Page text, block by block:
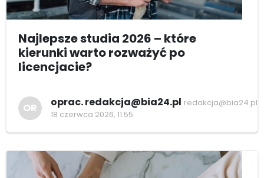
Najlepsze studia 2026 – które
kierunki warto rozważyć po
licencjacie?
OR oprac. redakcja@bia24.pl redakcja@bia24.pl
18 czerwca 2026, 11:55